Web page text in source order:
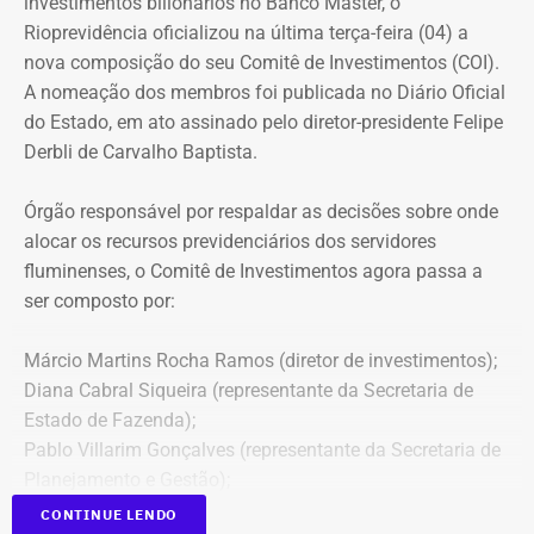
Rioprevidência oficializou na última terça-feira (04) a
nova composição do seu Comitê de Investimentos (COI).
A nomeação dos membros foi publicada no Diário Oficial
do Estado, em ato assinado pelo diretor-presidente Felipe
Derbli de Carvalho Baptista.
Órgão responsável por respaldar as decisões sobre onde
alocar os recursos previdenciários dos servidores
fluminenses, o Comitê de Investimentos agora passa a
ser composto por:
Márcio Martins Rocha Ramos (diretor de investimentos);
Diana Cabral Siqueira (representante da Secretaria de
Estado de Fazenda);
Pablo Villarim Gonçalves (representante da Secretaria de
Alisson José Ramos Batista (servidor do Corpo Técnico
CONTINUE LENDO